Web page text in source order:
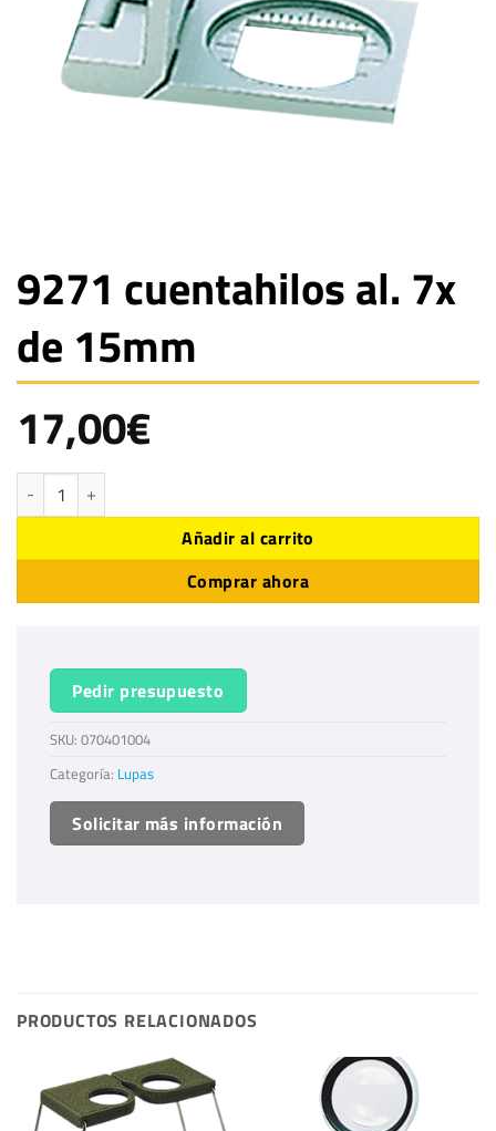
9271 cuentahilos al. 7x
de 15mm
17,00€
9271 cuentahilos al. 7x de 15mm cantidad
Añadir al carrito
Comprar ahora
Pedir presupuesto
SKU: 070401004
Categoría: Lupas
Solicitar más información
PRODUCTOS RELACIONADOS